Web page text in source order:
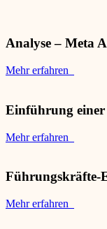
Analyse – Meta
Mehr erfahren
Einführung einer
Mehr erfahren
Führungskräfte-
Mehr erfahren